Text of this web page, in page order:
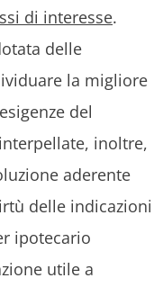
di interesse.
delle
la migliore
del
inoltre,
aderente
delle indicazioni
ipotecario
utile a